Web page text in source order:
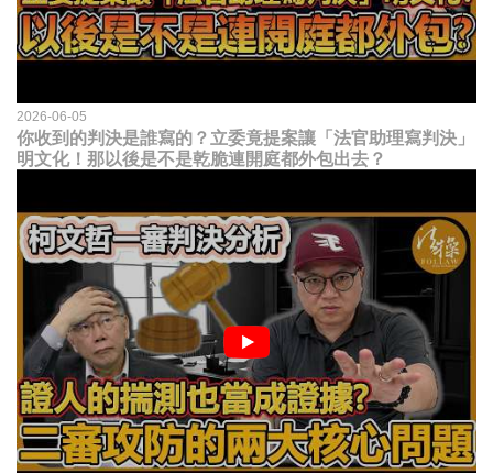
2026-06-05
你收到的判決是誰寫的？立委竟提案讓「法官助理寫判決」
明文化！那以後是不是乾脆連開庭都外包出去？